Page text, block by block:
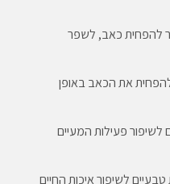
להפחית כאב, לשפר
את הכאב באופן
לשיפור פעילות המעיים
לשיפור איכות החיים